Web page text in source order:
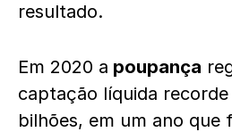
resultado.
Em 2020 a poupança
captação líquida recorde
bilhões, em um ano que